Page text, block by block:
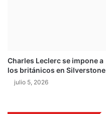
u
t
Charles Leclerc se impone a
los británicos en Silverstone
julio 5, 2026